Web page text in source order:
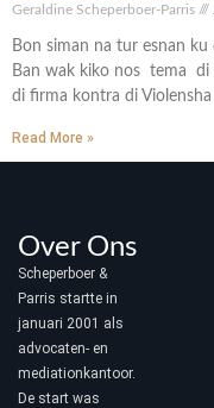
Geraldine Scheperboer-Parris
Bon siman na tur esnan
Ban wak kiko nos tema di
di firma kontra di
Read More »
Over Ons
Scheperboer &
Parris startte in
januari 2001 als
advocaten- en
mediationkantoor.
De start was